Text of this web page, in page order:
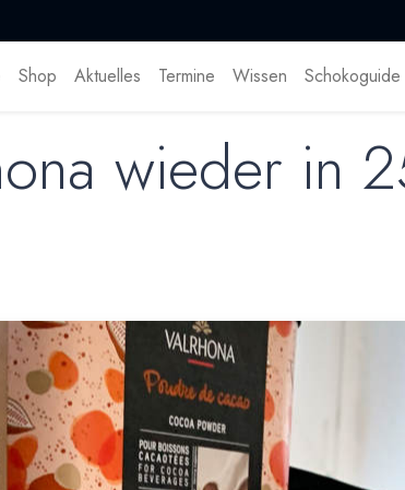
Shop Aktuelles Termine Wissen Schokoguide
wieder in